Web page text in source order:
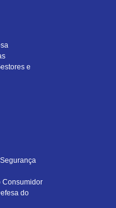
e
Consumidor
do